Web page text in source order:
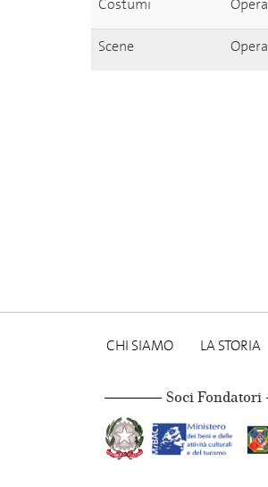
Costumi
Opera
Scene Opera
CHI SIAMO LA STORIA
Soci Fondatori